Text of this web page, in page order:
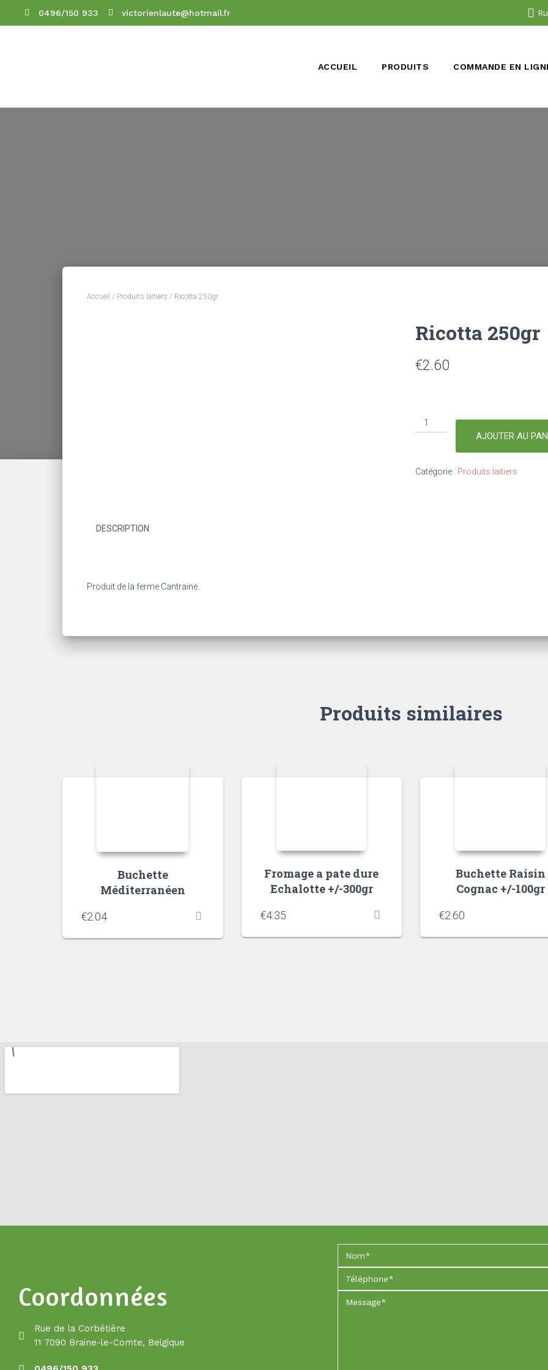
0496/150 933 victorienlaute@hotmail.fr
ACCUEIL PRODUITS COMMANDE EN
Accueil / Produits laitiers / Ricotta 250gr
Ricotta 250gr
€2.60
AJOUTER AU
Catégorie : Produits laitiers
DESCRIPTION
Produit de la ferme Cantraine.
Produits similaires
Buchette
Méditerranéen
€2.04
Fromage a pate dure
Echalotte +/-300gr
€4.35
Buchette Raisin
Cognac +/-100gr
€2.60
Coordonnées
Rue de la Corbétière
11 7090 Braine-le-Comte, Belgique